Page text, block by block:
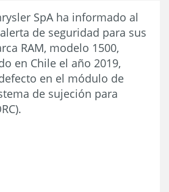
SpA ha informado al
alerta de seguridad para sus
RAM, modelo 1500,
en Chile el año 2019,
en el módulo de
de sujeción para